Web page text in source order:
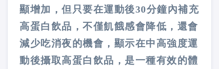
顯增加，但只要在運動後30分鐘內補充
高蛋白飲品，不僅飢餓感會降低，還會
減少吃消夜的機會，顯示在中高強度運
動後攝取高蛋白飲品，是一種有效的體